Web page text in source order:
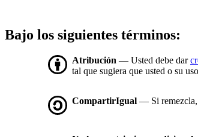
Bajo los siguientes términos:
Atribución — Usted debe dar
tal que sugiera que usted o su
CompartirIgual — Si remezcla,